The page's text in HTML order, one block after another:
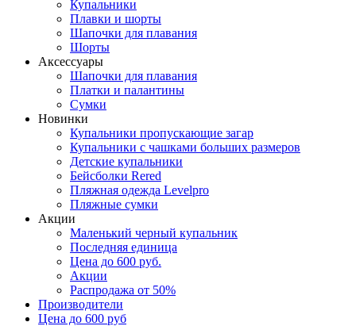
Купальники
Плавки и шорты
Шапочки для плавания
Шорты
Аксессуары
Шапочки для плавания
Платки и палантины
Сумки
Новинки
Купальники пропускающие загар
Купальники с чашками больших размеров
Детские купальники
Бейсболки Rered
Пляжная одежда Levelpro
Пляжные сумки
Акции
Маленький черный купальник
Последняя единица
Цена до 600 руб.
Акции
Распродажа от 50%
Производители
Цена до 600 руб